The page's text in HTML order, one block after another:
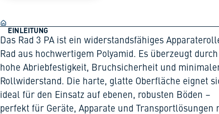
EINLEITUNG
Das Rad 3 PA ist ein widerstandsfähiges
Rad aus hochwertigem Polyamid. Es überzeugt durch
hohe Abriebfestigkeit, Bruchsicherheit und
Rollwiderstand. Die harte, glatte Oberfläche eignet
ideal für den Einsatz auf ebenen, robusten Böden –
perfekt für Geräte, Apparate und Transportlösungen